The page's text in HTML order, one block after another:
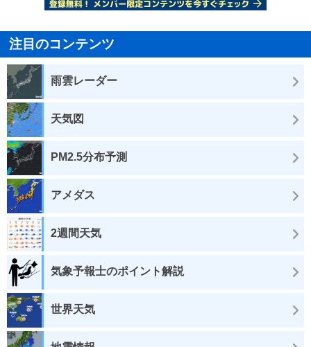
注目のコンテンツ
雨雲レーダー
天気図
PM2.5分布予測
アメダス
2週間天気
気象予報士のポイント解説
世界天気